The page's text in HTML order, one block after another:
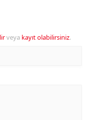
veya kayıt olabilirsiniz.